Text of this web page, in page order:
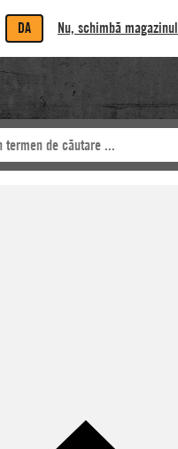
DA Nu, schimbă magazinul